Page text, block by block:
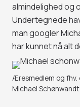
almindelighed og
Undertegnede
man googler
har kunnet nå alt
Æresmedlem og fhv.
Michael Schønwandt